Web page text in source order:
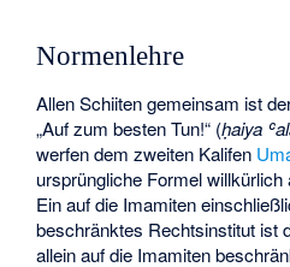
Normenlehre
Allen Schiiten gemeinsam ist
„Auf zum besten Tun!“ (ḥaiya
werfen dem zweiten Kalifen
ursprüngliche Formel
Ein auf die Imamiten
beschränktes Rechtsinstitut ist
allein auf die Imamiten